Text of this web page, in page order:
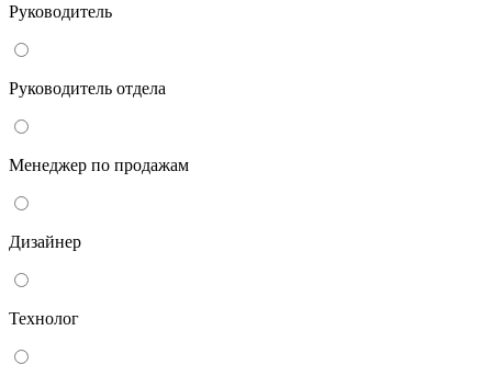
Руководитель
Руководитель отдела
Менеджер по продажам
Дизайнер
Технолог